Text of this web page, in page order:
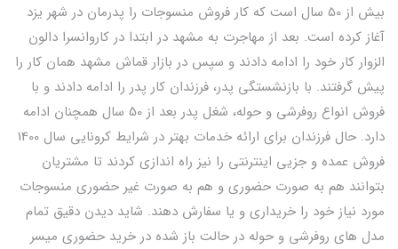
بیش از 50 سال است که کار فروش منسوجات را پدرمان در شهر یزد
آغاز کرده است. بعد از مهاجرت به مشهد در ابتدا در کاروانسرا دالون
الزوار کار خود را ادامه دادند و سپس در بازار قماش مشهد همان کار را
پیش گرفتند. با بازنشستگی پدر، فرزندان کار پدر را ادامه دادند و با
فروش انواع روفرشی و حوله، شغل پدر بعد از 50 سال همچنان ادامه
دارد. حال فرزندان برای ارائه خدمات بهتر در شرایط کرونایی سال 1400
فروش عمده و جزیی اینترنتی را نیز راه اندازی کردند تا مشتریان
بتوانند هم به صورت حضوری و هم به صورت غیر حضوری منسوجات
مورد نیاز خود را خریداری و یا سفارش دهند. شاید دیدن دقیق تمام
مدل های روفرشی و حوله در حالت باز شده در خرید حضوری میسر